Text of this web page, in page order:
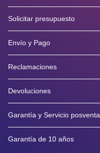
Solicitar presupuesto
Envío y Pago
Reclamaciones
Devoluciones
Garantía y Servicio posventa
Garantía de 10 años